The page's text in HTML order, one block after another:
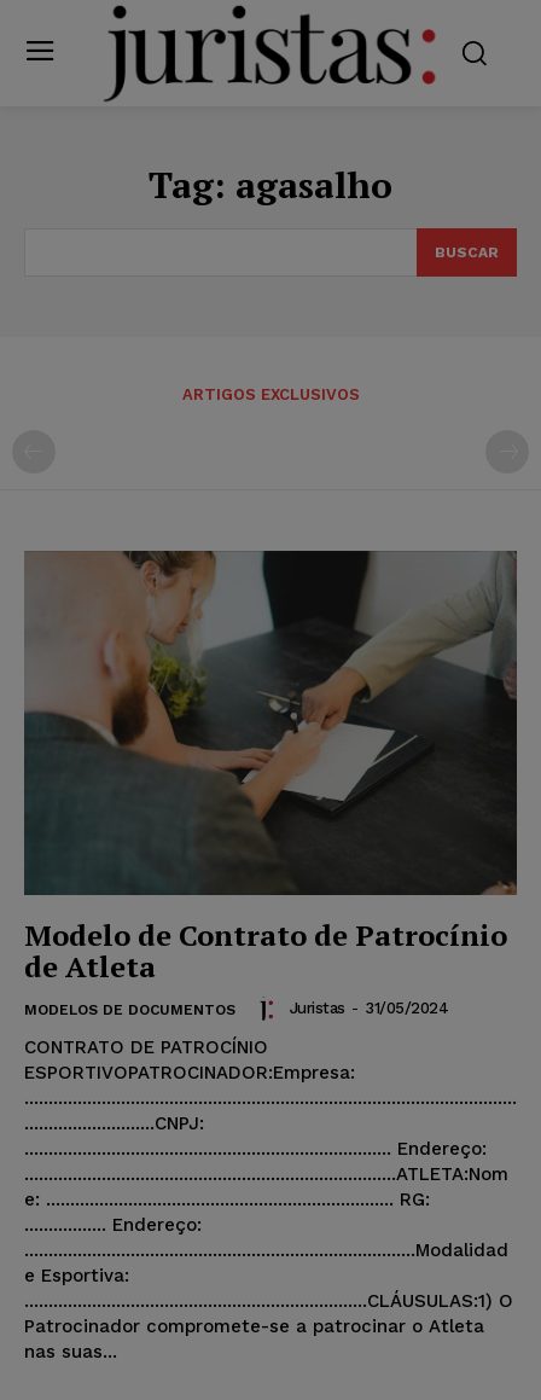
Tag: agasalho
BUSCAR
ARTIGOS EXCLUSIVOS
Modelo de Contrato de Patrocínio
de Atleta
MODELOS DE DOCUMENTOS Juristas - 31/05/2024
CONTRATO DE PATROCÍNIO
ESPORTIVOPATROCINADOR:Empresa:
......................................................................................................
...........................CNPJ:
............................................................................ Endereço:
.............................................................................ATLETA:Nom
e: ........................................................................ RG:
................. Endereço:
.................................................................................Modalidad
e Esportiva:
.......................................................................CLÁUSULAS:1) O
Patrocinador compromete-se a patrocinar o Atleta
nas suas...